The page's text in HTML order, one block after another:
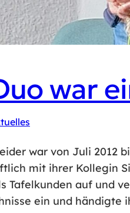
war
war von Juli 2012
mit ihrer Kollegin
Tafelkunden auf und
ein und händigte